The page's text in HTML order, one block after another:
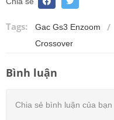
Tags: Gac Gs3 Enzoom
Crossover
Bình luận